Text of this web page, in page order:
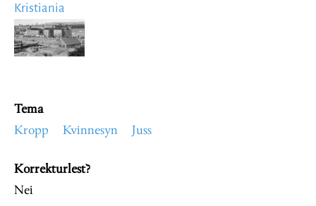
Kristiania
Image
Tema
Kropp
Kvinnesyn Juss
Korrekturlest?
Nei